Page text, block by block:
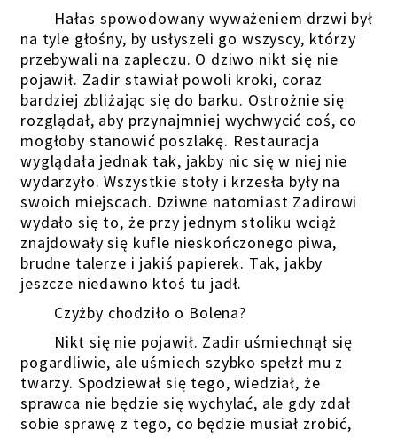
Hałas spowodowany wyważeniem drzwi był
na tyle głośny, by usłyszeli go wszyscy, którzy
przebywali na zapleczu. O dziwo nikt się nie
pojawił. Zadir stawiał powoli kroki, coraz
bardziej zbliżając się do barku. Ostrożnie się
rozglądał, aby przynajmniej wychwycić coś, co
mogłoby stanowić poszlakę. Restauracja
wyglądała jednak tak, jakby nic się w niej nie
wydarzyło. Wszystkie stoły i krzesła były na
swoich miejscach. Dziwne natomiast Zadirowi
wydało się to, że przy jednym stoliku wciąż
znajdowały się kufle nieskończonego piwa,
brudne talerze i jakiś papierek. Tak, jakby
jeszcze niedawno ktoś tu jadł.
Czyżby chodziło o Bolena?
Nikt się nie pojawił. Zadir uśmiechnął się
pogardliwie, ale uśmiech szybko spełzł mu z
twarzy. Spodziewał się tego, wiedział, że
sprawca nie będzie się wychylać, ale gdy zdał
sobie sprawę z tego, co będzie musiał zrobić,